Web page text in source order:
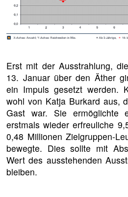
Erst mit der Ausstrahlung,
13. Januar über den Äther
ein Impuls gesetzt werden.
wohl von Katja Burkard aus,
Gast war. Sie ermöglichte
erstmals wieder erfreuliche
0,48 Millionen Zielgruppen-
bewegte. Dies sollte mit
Wert des ausstehenden
bleiben.